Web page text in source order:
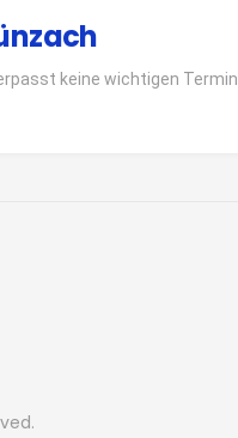
keine wichtigen